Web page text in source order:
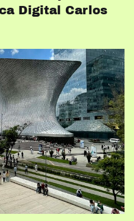
Digital Carlos